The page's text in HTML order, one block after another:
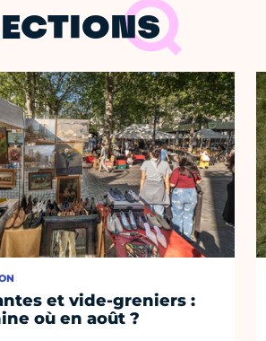
et vide-greniers :
où en août ?